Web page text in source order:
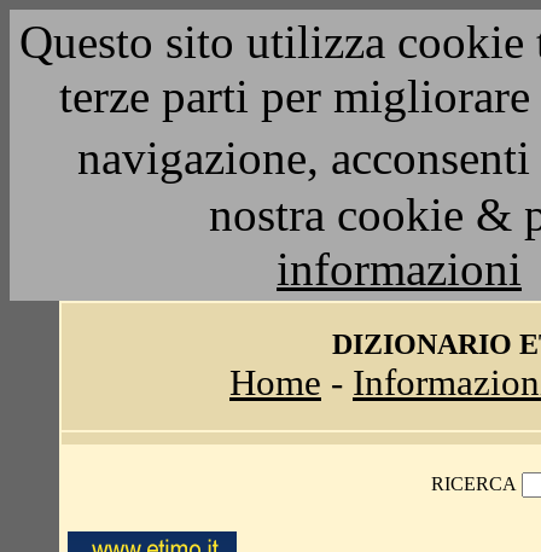
Questo sito utilizza
terze parti per
navigazione,
nostra cookie &
informazioni
DIZIONARIO
Home -
RICERCA